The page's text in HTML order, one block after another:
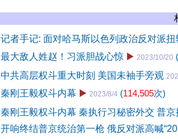
记者手记: 面对哈马斯以色列政治反对派
最大敌人姓赵！习派胆战心惊 ▶️ 2023/10/20 (
中共高层权斗重大时刻 美国未袖手旁观
秦刚王毅权斗内幕 ▶️ 2023/8/4 (114,505次)
秦刚王毅权斗内幕 秦执行习秘密外交 普京
开响终结普京统治第一枪 俄反对派高喊